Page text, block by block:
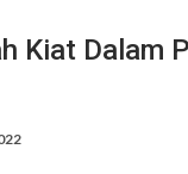
Kiat Dalam